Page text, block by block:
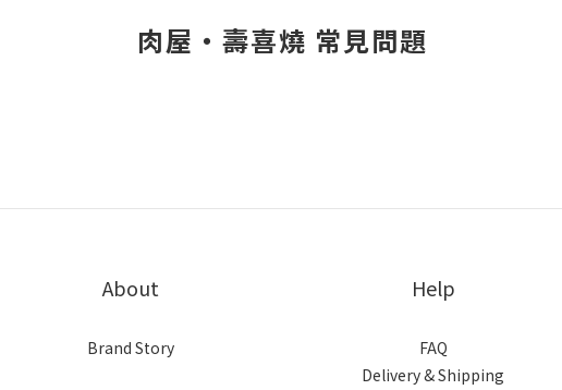
肉屋‧壽喜燒 常見問題
About
Brand Story
Help
FAQ
Delivery & Shipping